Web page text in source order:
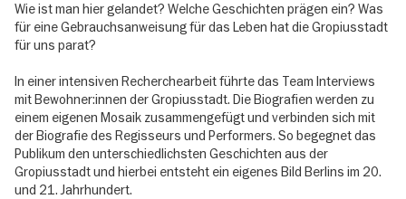
Wie ist man hier gelandet? Welche Geschichten prägen ein? Was
für eine Gebrauchsanweisung für das Leben hat die Gropiusstadt
für uns parat?
In einer intensiven Recherchearbeit führte das Team Interviews
mit Bewohner:innen der Gropiusstadt. Die Biografien werden zu
einem eigenen Mosaik zusammengefügt und verbinden sich mit
der Biografie des Regisseurs und Performers. So begegnet das
Publikum den unterschiedlichsten Geschichten aus der
Gropiusstadt und hierbei entsteht ein eigenes Bild Berlins im 20.
und 21. Jahrhundert.